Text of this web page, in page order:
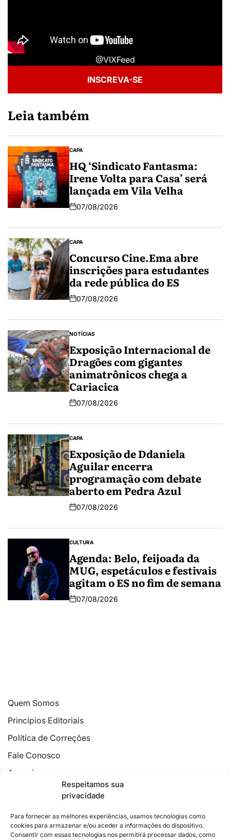
Respeitamos sua
privacidade
Para fornecer as melhores experiências, usamos tecnologias como
cookies para armazenar e/ou aceder a informações do dispositivo.
Consentir com essas tecnologias nos permitirá processar dados, como
@VIXFeed
INSCREVA-SE
Leia também
CAPA
HQ ‘Sindicato Fantasma:
Irene Volta para Casa’ será
lançada em Vila Velha
07/08/2026
CAPA
Concurso Cine.Ema abre
inscrições para estudantes
da rede pública do ES
07/08/2026
NOTÍCIAS
Exposição Internacional de
Dragões com gigantes
animatrônicos chega a
Cariacica
07/08/2026
CAPA
Exposição de Ddaniela
Aguilar encerra
programação com debate
aberto em Pedra Azul
07/08/2026
CULTURA
Agenda: Belo, feijoada da
MUG, espetáculos e festivais
agitam o ES no fim de semana
07/08/2026
Quem Somos
Princípios Editoriais
Política de Correções
Fale Conosco
Anuncie
Política de Cookies